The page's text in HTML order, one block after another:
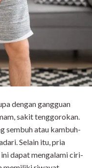
dengan gangguan
sakit tenggorokan.
sembuh atau kambuh-
Selain itu, pria
dapat mengalami ciri-